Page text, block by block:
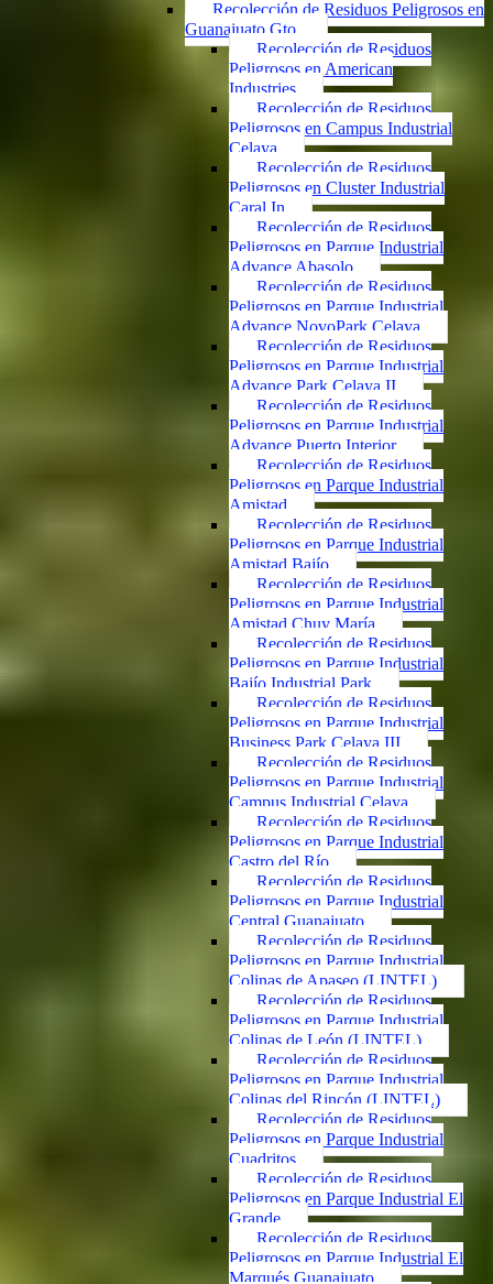
Recolección de Residuos Peligrosos en
Guanajuato Gto.
Recolección de Residuos
Peligrosos en American
Industries
Recolección de Residuos
Peligrosos en Campus Industrial
Celaya
Recolección de Residuos
Peligrosos en Cluster Industrial
Caral In
Recolección de Residuos
Peligrosos en Parque Industrial
Advance Abasolo
Recolección de Residuos
Peligrosos en Parque Industrial
Advance NovoPark Celaya
Recolección de Residuos
Peligrosos en Parque Industrial
Advance Park Celaya II
Recolección de Residuos
Peligrosos en Parque Industrial
Advance Puerto Interior
Recolección de Residuos
Peligrosos en Parque Industrial
Amistad
Recolección de Residuos
Peligrosos en Parque Industrial
Amistad Bajío
Recolección de Residuos
Peligrosos en Parque Industrial
Amistad Chuy María
Recolección de Residuos
Peligrosos en Parque Industrial
Bajío Industrial Park
Recolección de Residuos
Peligrosos en Parque Industrial
Business Park Celaya III
Recolección de Residuos
Peligrosos en Parque Industrial
Campus Industrial Celaya
Recolección de Residuos
Peligrosos en Parque Industrial
Castro del Río
Recolección de Residuos
Peligrosos en Parque Industrial
Central Guanajuato
Recolección de Residuos
Peligrosos en Parque Industrial
Colinas de Apaseo (LINTEL)
Recolección de Residuos
Peligrosos en Parque Industrial
Colinas de León (LINTEL)
Recolección de Residuos
Peligrosos en Parque Industrial
Colinas del Rincón (LINTEL)
Recolección de Residuos
Peligrosos en Parque Industrial
Cuadritos
Recolección de Residuos
Peligrosos en Parque Industrial El
Grande
Recolección de Residuos
Peligrosos en Parque Industrial El
Marqués Guanajuato